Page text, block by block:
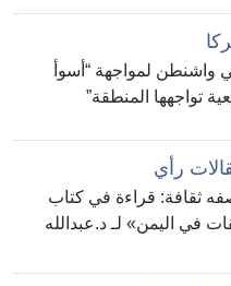
واشنطن لمواجهة “أسوأ
تواجهها المنطقة”
رأي
ثقافة: قراءة في كتاب
في اليمن» لـ د.عبدالله